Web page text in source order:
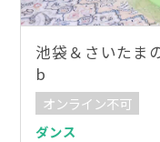
池袋＆さいたま
b
オンライン不可
ダンス